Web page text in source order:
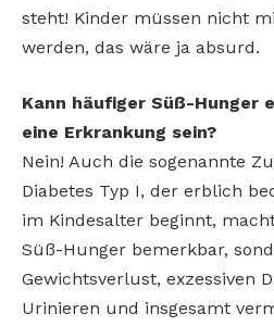
steht! Kinder müssen nicht
werden, das wäre ja absurd.
Kann häufiger Süß-Hunger
eine Erkrankung sein?
Nein! Auch die sogenannte
Diabetes Typ I, der erblich
im Kindesalter beginnt,
Süß-Hunger bemerkbar,
Gewichtsverlust, exzessiven
Urinieren und insgesamt